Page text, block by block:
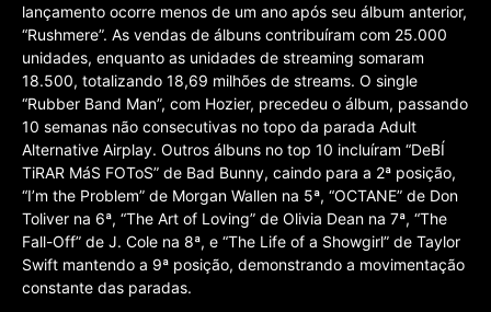
lançamento ocorre menos de um ano após seu álbum anterior,
“Rushmere”. As vendas de álbuns contribuíram com 25.000
unidades, enquanto as unidades de streaming somaram
18.500, totalizando 18,69 milhões de streams. O single
“Rubber Band Man”, com Hozier, precedeu o álbum, passando
10 semanas não consecutivas no topo da parada Adult
Alternative Airplay. Outros álbuns no top 10 incluíram “DeBÍ
TiRAR MáS FOToS” de Bad Bunny, caindo para a 2ª posição,
“I’m the Problem” de Morgan Wallen na 5ª, “OCTANE” de Don
Toliver na 6ª, “The Art of Loving” de Olivia Dean na 7ª, “The
Fall-Off” de J. Cole na 8ª, e “The Life of a Showgirl” de Taylor
Swift mantendo a 9ª posição, demonstrando a movimentação
constante das paradas.